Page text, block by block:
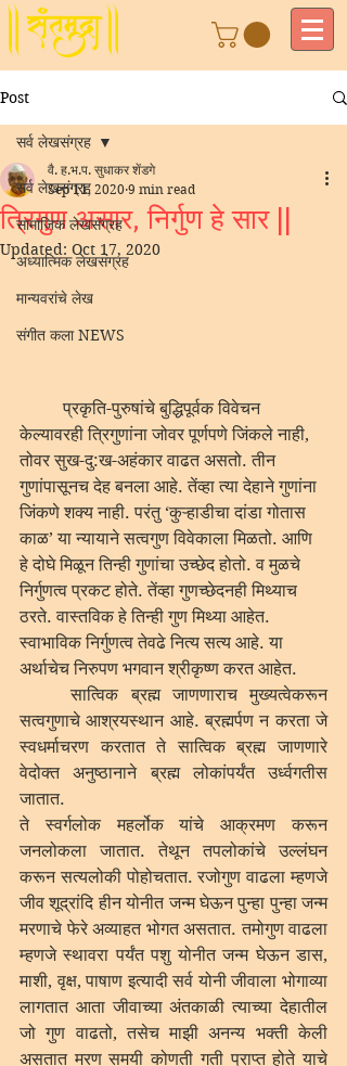
Post
सर्व लेखसंग्रह
सामाजिक लेखसंग्रह
अध्यात्मिक लेखसंग्रह
मान्यवरांचे लेख
संगीत कला NEWS
सर्व लेखसंग्रह
त्रिगुण असार, निर्गुण हे सार ||
वै. ह.भ.प. सुधाकर शेंडगे
Sep 11, 2020 9 min read
Updated: Oct 17, 2020
	प्रकृति-पुरुषांचे बुद्धिपूर्वक विवेचन
केल्यावरही त्रिगुणांना जोवर पूर्णपणे जिंकले नाही,
तोवर सुख-दु:ख-अहंकार वाढत असतो. तीन
गुणांपासूनच देह बनला आहे. तेंव्हा त्या देहाने गुणांना
जिंकणे शक्य नाही. परंतु ‘कुऱ्हाडीचा दांडा गोतास
काळ’ या न्यायाने सत्वगुण विवेकाला मिळतो. आणि
हे दोघे मिळून तिन्ही गुणांचा उच्छेद होतो. व मुळचे
निर्गुणत्व प्रकट होते. तेंव्हा गुणच्छेदनही मिथ्याच
ठरते. वास्तविक हे तिन्ही गुण मिथ्या आहेत.
स्वाभाविक निर्गुणत्व तेवढे नित्य सत्य आहे. या
अर्थाचेच निरुपण भगवान श्रीकृष्ण करत आहेत.
	सात्विक ब्रह्म जाणणाराच मुख्यत्वेकरून
सत्वगुणाचे आश्रयस्थान आहे. ब्रह्मर्पण न करता जे
स्वधर्माचरण करतात ते सात्विक ब्रह्म जाणणारे
वेदोक्त अनुष्ठानाने ब्रह्म लोकांपर्यंत उर्ध्वगतीस
जातात.
ते स्वर्गलोक महर्लोक यांचे आक्रमण करून
जनलोकला जातात. तेथून तपलोकांचे उल्लंघन
करून सत्यलोकी पोहोचतात. रजोगुण वाढला म्हणजे
जीव शूद्रांदि हीन योनीत जन्म घेऊन पुन्हा पुन्हा जन्म
मरणाचे फेरे अव्याहत भोगत असतात. तमोगुण वाढला
म्हणजे स्थावरा पर्यंत पशु योनीत जन्म घेऊन डास,
माशी, वृक्ष, पाषाण इत्यादी सर्व योनी जीवाला भोगाव्या
लागतात आता जीवाच्या अंतकाळी त्याच्या देहातील
जो गुण वाढतो, तसेच माझी अनन्य भक्ती केली
असतात मरण समयी कोणती गती प्राप्त होते याचे